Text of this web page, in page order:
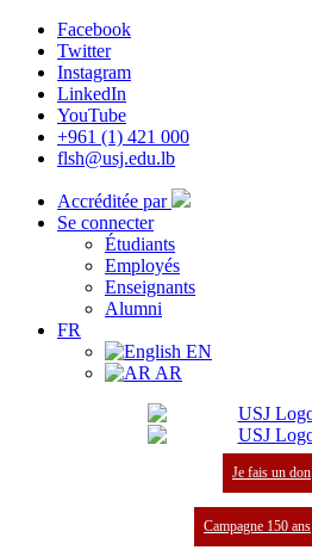
Facebook
Twitter
Instagram
LinkedIn
YouTube
+961 (1) 421 000
flsh@usj.edu.lb
Accréditée par
Se connecter
Étudiants
Employés
Enseignants
Alumni
FR
EN
AR
Je fais un don
Campagne 150 ans